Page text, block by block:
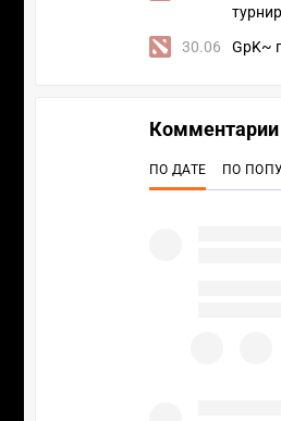
30.06 GpK~
Комментарии
ПО ДАТЕ ПО